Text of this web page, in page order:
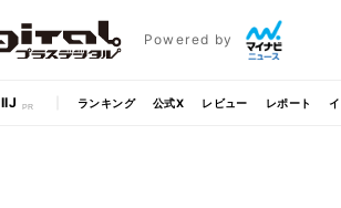
Powered by
IIJ ランキング 公式X レビュー レポート